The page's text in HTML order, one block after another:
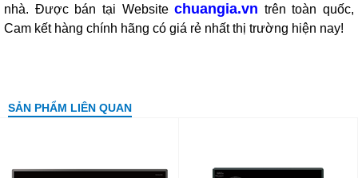
nhà. Được bán tại Websitechuangia.vn trên toàn quốc,
Cam kết hàng chính hãng có giá rẻ nhất thị trường hiện nay!
SẢN PHẨM LIÊN QUAN